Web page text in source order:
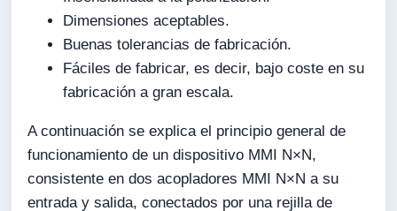
Dimensiones aceptables.
Buenas tolerancias de fabricación.
Fáciles de fabricar, es decir, bajo coste en su
fabricación a gran escala.
A continuación se explica el principio general de
funcionamiento de un dispositivo MMI N×N,
consistente en dos acopladores MMI N×N a su
entrada y salida, conectados por una rejilla de